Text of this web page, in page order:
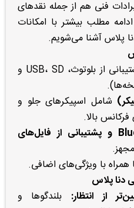
فنی هم از جمله نقدهای
مطلب بیشتر با امکانات
پلاس آشنا می‌شویم.
با پشتیبانی از بلوتوث، USB، SD و
شامل اسپیکرهای جلو و
بالا.
پخش مالتی‌مدیا با Bluetooth و پشتیبانی از فایل‌های
دنا پلاس
از انتظار: بلندگوها و